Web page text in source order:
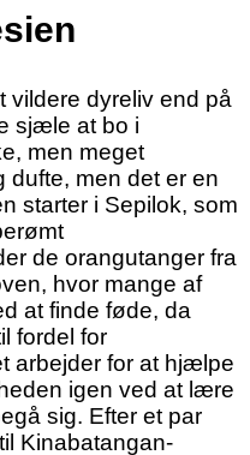
vildere dyreliv end på
sjæle at bo i
men meget
dufte, men det er en
starter i Sepilok, som
de orangutanger fra
hvor mange af
at finde føde, da
fordel for
arbejder for at hjælpe
igen ved at lære
sig. Efter et par
Kinabatangan-